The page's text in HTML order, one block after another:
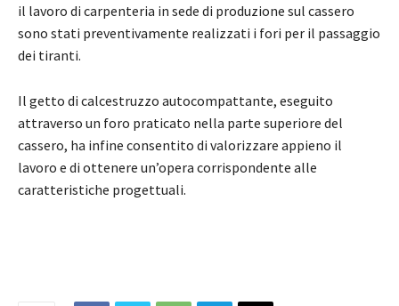
il lavoro di carpenteria in sede di produzione sul cassero
sono stati preventivamente realizzati i fori per il passaggio
dei tiranti.
Il getto di calcestruzzo autocompattante, eseguito
attraverso un foro praticato nella parte superiore del
cassero, ha infine consentito di valorizzare appieno il
lavoro e di ottenere un’opera corrispondente alle
caratteristiche progettuali.